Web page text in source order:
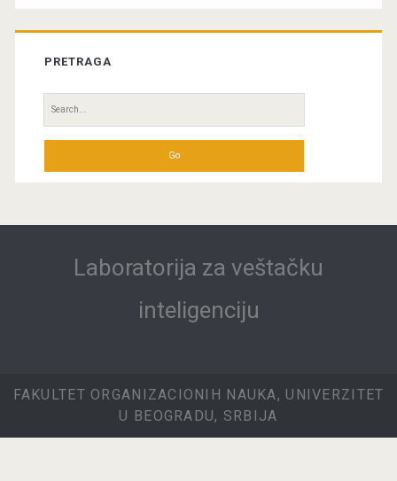
PRETRAGA
Search
for:
Laboratorija za veštačku
inteligenciju
FAKULTET ORGANIZACIONIH NAUKA, UNIVERZITET
U BEOGRADU, SRBIJA